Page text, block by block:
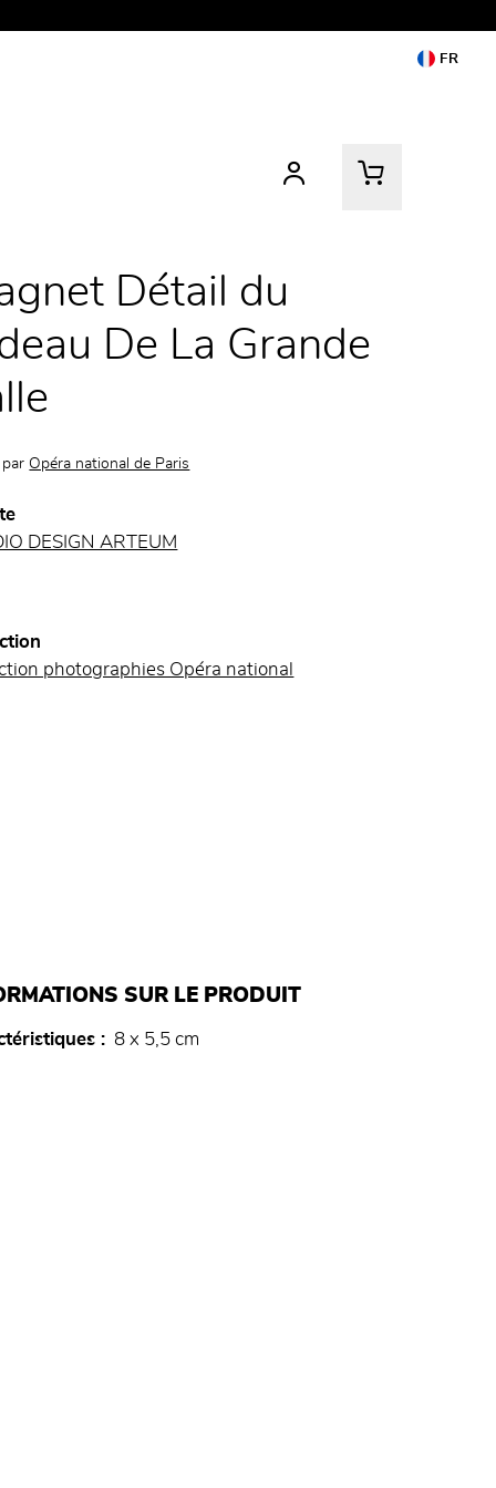
FR
Détail du
De La Grande
Opéra national de Paris
DESIGN ARTEUM
photographies Opéra national
SUR LE PRODUIT
8 x 5,5 cm